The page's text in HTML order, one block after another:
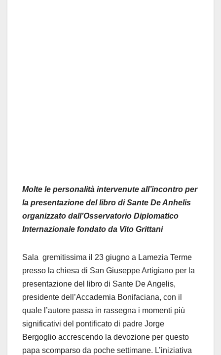
Molte le personalità intervenute all’incontro per
la presentazione del libro di Sante De Anhelis
organizzato dall’Osservatorio Diplomatico
Internazionale fondato da Vito Grittani
Sala gremitissima il 23 giugno a Lamezia Terme
presso la chiesa di San Giuseppe Artigiano per la
presentazione del libro di Sante De Angelis,
presidente dell’Accademia Bonifaciana, con il
quale l’autore passa in rassegna i momenti più
significativi del pontificato di padre Jorge
Bergoglio accrescendo la devozione per questo
papa scomparso da poche settimane. L’iniziativa